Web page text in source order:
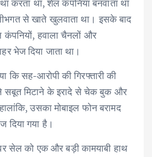
करता था, शेल कंपनियां बनवाता था
से खाते खुलवाता था। इसके बाद
कंपनियों, हवाला चैनलों और
भेज दिया जाता था।
कि सह-आरोपी की गिरफ्तारी की
सबूत मिटाने के इरादे से चेक बुक और
उसका मोबाइल फोन बरामद
गया है।
सेल को एक और बड़ी कामयाबी हाथ